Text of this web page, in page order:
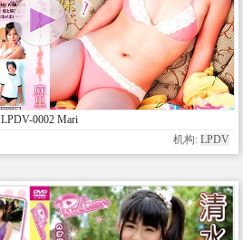
LPDV-0002 Mari
机构: LPDV